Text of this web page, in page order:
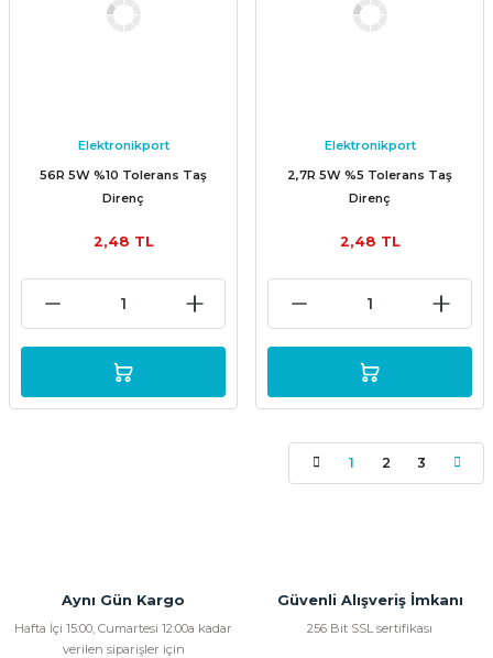
Elektronikport
56R 5W %10 Tolerans Taş
Direnç
2,48 TL
Elektronikport
2,7R 5W %5 Tolerans Taş
Direnç
2,48 TL
1 2 3
Aynı Gün Kargo
Hafta İçi 15:00, Cumartesi 12:00a kadar
verilen siparişler için
Güvenli Alışveriş İmkanı
256 Bit SSL sertifikası